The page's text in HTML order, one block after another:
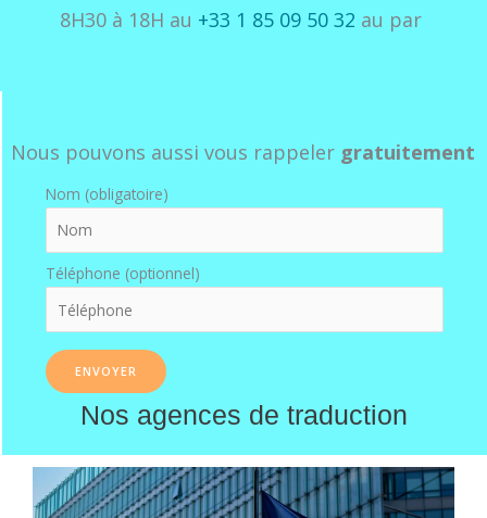
8H30 à 18H au +33 1 85 09 50 32 au par
Nous pouvons aussi vous rappeler gratuitement
Nom (obligatoire)
Téléphone (optionnel)
Nos agences de traduction